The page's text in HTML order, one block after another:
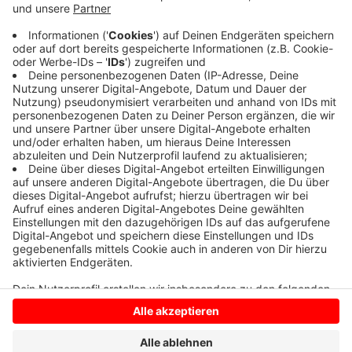
Nach allerersten Erkenntnissen der Polizei hat ein
Autofahrer die Kontrolle verloren und ist gegen einen
Baum geprallt. Er ist eingeklemmt, die Feuerwehr
befreit ihn gerade. Radio Kiepenkerl hält Sie auf dem
Laufenden.
Anzeige
Anzeige